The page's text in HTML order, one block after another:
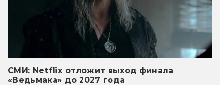
СМИ: Netflix отложит выход финала
«Ведьмака» до 2027 года